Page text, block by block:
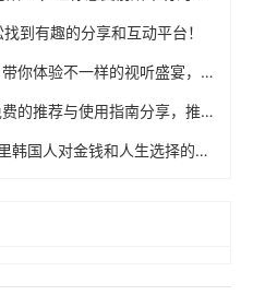
到有趣的分享和互动平台！
宴，畅享午夜电影的独特魅力与乐趣，快来感受吧！
指南分享，推荐几款靠谱又免费的床约软件！
国人对金钱和人生选择的看法